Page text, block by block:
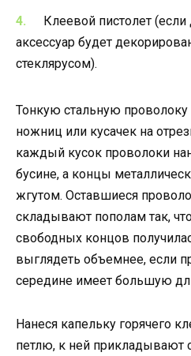
Клеевой пистолет
аксессуар будет
стеклярусом).
Тонкую стальную
ножниц или кусачек на
каждый кусок проволоки
бусине, а концы
жгутом. Оставшиеся
складывают пополам так,
свободных концов
выглядеть объемнее, если
середине имеет большую
Нанеся капельку горячего
петлю, к ней прикладывают